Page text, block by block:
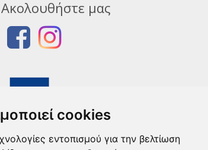
cookies
εντοπισμού για την βελτίωση
Ακολουθήστε μας